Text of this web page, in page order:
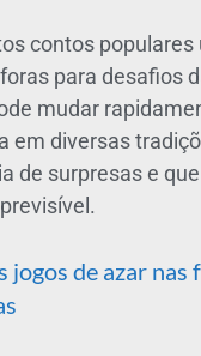
contos populares
para desafios
mudar
em diversas
de surpresas e
jogos de azar nas